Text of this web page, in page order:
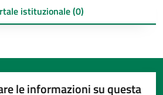
istituzionale (0)
le informazioni su questa